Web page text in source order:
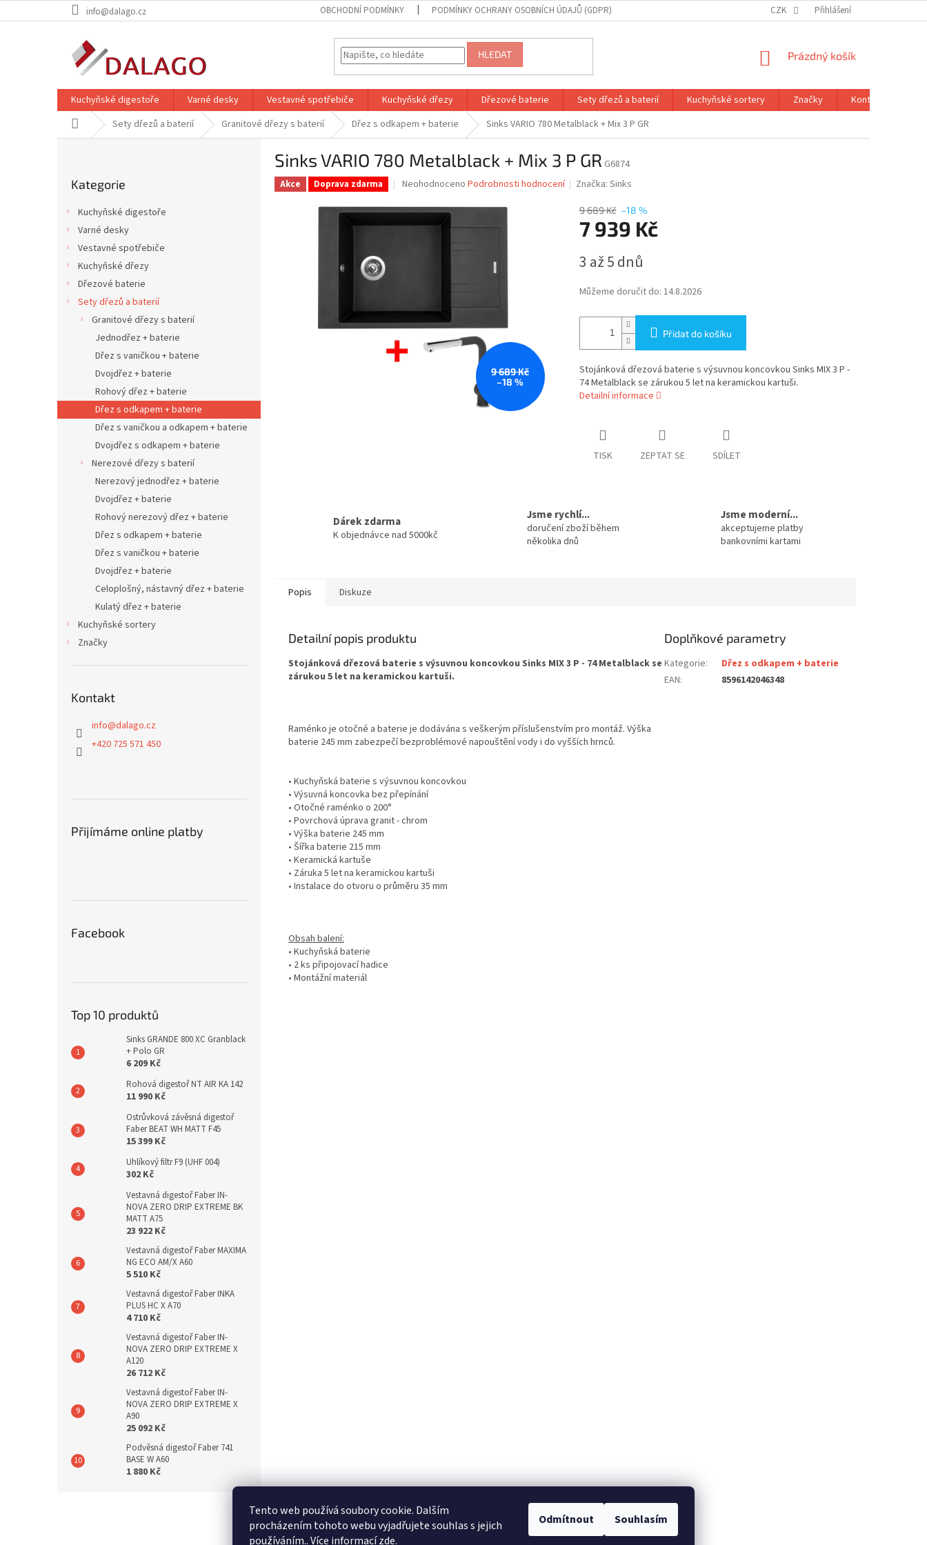
Tento web používá soubory cookie. Dalším
procházením tohoto webu vyjadřujete souhlas s jejich
používáním.. Více informacízde.
Odmítnout Souhlasím
na
info@dalago.cz OBCHODNÍ PODMÍNKY PODMÍNKY OCHRANY OSOBNÍCH ÚDAJŮ (GDPR) CZK Přihlášení
HLEDAT
NÁKUPNÍ
Prázdný košík
Kuchyňské digestoře Varné desky Vestavné spotřebiče Kuchyňské dřezy Dřezové baterie Sety dřezů a baterií Kuchyňské sortery Značky Kontakty
Domů Sety dřezů a baterií Granitové dřezy s baterií Dřez s odkapem + baterie Sinks VARIO 780 Metalblack + Mix 3 P GR
kategorie
Kategorie
Kuchyňské digestoře
Varné desky
Vestavné spotřebiče
Kuchyňské dřezy
Dřezové baterie
Sety dřezů a baterií
Granitové dřezy s baterií
Jednodřez + baterie
Dřez s vaničkou + baterie
Dvojdřez + baterie
Rohový dřez + baterie
Dřez s odkapem + baterie
Dřez s vaničkou a odkapem + baterie
Dvojdřez s odkapem + baterie
Nerezové dřezy s baterií
Nerezový jednodřez + baterie
Dvojdřez + baterie
Rohový nerezový dřez + baterie
Dřez s odkapem + baterie
Dřez s vaničkou + baterie
Dvojdřez + baterie
Celoplošný, nástavný dřez + baterie
Kulatý dřez + baterie
Kuchyňské sortery
Značky
Kontakt
info@dalago.cz
+420 725 571 450
Přijímáme online platby
Facebook
Top 10 produktů
Sinks GRANDE 800 XC Granblack
+ Polo GR
6 209 Kč
Rohová digestoř NT AIR KA 142
11 990 Kč
Ostrůvková závěsná digestoř
Faber BEAT WH MATT F45
15 399 Kč
Uhlíkový filtr F9 (UHF 004)
302 Kč
Vestavná digestoř Faber IN-
NOVA ZERO DRIP EXTREME BK
MATT A75
23 922 Kč
Vestavná digestoř Faber MAXIMA
NG ECO AM/X A60
5 510 Kč
Vestavná digestoř Faber INKA
PLUS HC X A70
4 710 Kč
Vestavná digestoř Faber IN-
NOVA ZERO DRIP EXTREME X
A120
26 712 Kč
Vestavná digestoř Faber IN-
NOVA ZERO DRIP EXTREME X
A90
25 092 Kč
Podvěsná digestoř Faber 741
BASE W A60
1 880 Kč
Sinks VARIO 780 Metalblack + Mix 3 P GR G6874
Akce Doprava zdarma
Průměrné
produktu
je
Neohodnoceno Podrobnosti hodnocení Značka:Sinks
9 689 Kč
–18 %
9 689 Kč –18 %
7 939 Kč
cena:
3 až 5 dnů
Můžeme doručit do: 14.8.2026
Přidat do košíku
Stojánková dřezová baterie s výsuvnou koncovkou Sinks MIX 3 P -
74 Metalblack se zárukou 5 let na keramickou kartuši.
Detailní informace
TISK ZEPTAT SE SDÍLET
Dárek zdarma
K objednávce nad 5000kč
Jsme rychlí...
doručení zboží během
několika dnů
Jsme moderní...
akceptujeme platby
bankovními kartami
Popis Diskuze
Detailní popis produktu
Stojánková dřezová baterie s výsuvnou koncovkou Sinks MIX 3 P - 74 Metalblack se
zárukou 5 let na keramickou kartuši.
Raménko je otočné a baterie je dodávána s veškerým příslušenstvím pro montáž. Výška
baterie 245 mm zabezpečí bezproblémové napouštění vody i do vyšších hrnců.
• Kuchyňská baterie s výsuvnou koncovkou
• Výsuvná koncovka bez přepínání
• Otočné raménko o 200°
• Povrchová úprava granit - chrom
• Výška baterie 245 mm
• Šířka baterie 215 mm
• Keramická kartuše
• Záruka 5 let na keramickou kartuši
• Instalace do otvoru o průměru 35 mm
Obsah balení:
• Kuchyňská baterie
• 2 ks připojovací hadice
• Montážní materiál
Doplňkové parametry
Kategorie:
Dřez s odkapem + baterie
EAN: 8596142046348
stavební pouzdra ECLISSE stavební pouzdra JAP stavební pouzdra SCRIGNO